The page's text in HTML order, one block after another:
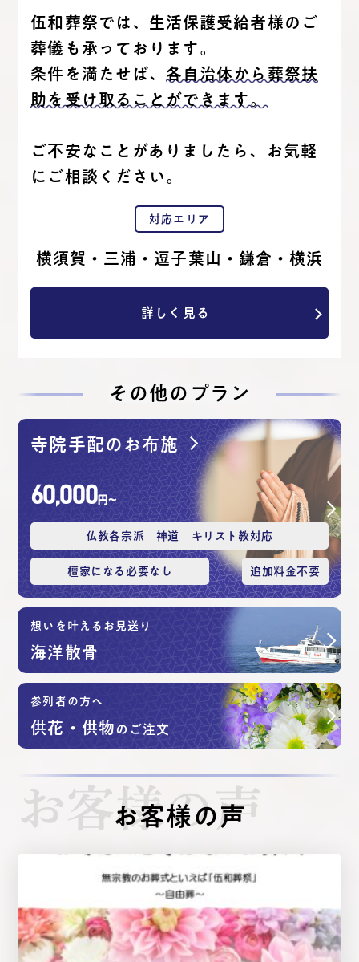
伍和葬祭では、生活保護受給者様のご
葬儀も承っております。
条件を満たせば、 各自治体から葬祭扶
助を受け取ることができます。
ご不安なことがありましたら、お気軽
にご相談ください。
対応エリア
横須賀・三浦・逗子葉山・鎌倉・横浜
詳しく見る
その他のプラン
寺院手配のお布施
仏教各宗派 神道 キリスト教対応
檀家になる必要なし 追加料⾦不要
60,000円〜
想いを叶えるお見送り
海洋散⾻
参列者の方へ
供花・供物のご注文
お客様の声
お客様の声